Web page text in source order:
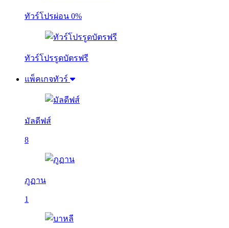
ทัวร์โปรผ่อน 0%
ทัวร์โปรรูดบัตรฟรี
แพ็คเกจทัวร์
มัลดีฟส์
8
ภูฏาน
1